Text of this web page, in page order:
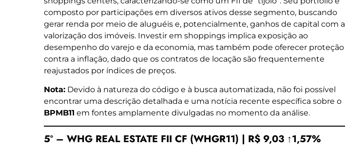
composto por participações em diversos ativos desse segmento, buscando
gerar renda por meio de aluguéis e, potencialmente, ganhos de capital com a
valorização dos imóveis. Investir em shoppings implica exposição ao
desempenho do varejo e da economia, mas também pode oferecer proteção
contra a inflação, dado que os contratos de locação são frequentemente
reajustados por índices de preços.
Nota: Devido à natureza do código e à busca automatizada, não foi possível
encontrar uma descrição detalhada e uma notícia recente específica sobre o
BPMB11 em fontes amplamente divulgadas no momento da análise.
5º – WHG REAL ESTATE FII CF (WHGR11) | R$ 9,03 ↑1,57%